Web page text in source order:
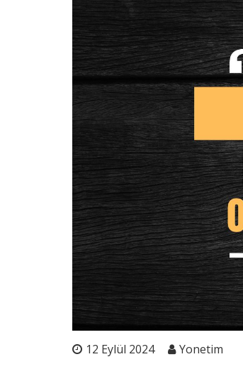
12 Eylül 2024 Yonetim